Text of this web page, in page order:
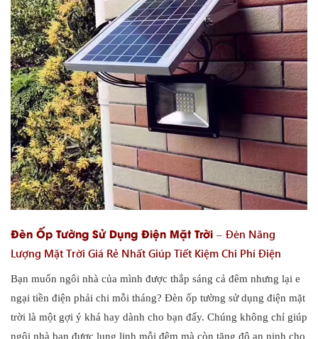
Đèn Ốp Tường Sử Dụng Điện Mặt Trời – Đèn Năng
Lượng Mặt Trời Giá Rẻ Nhất Giúp Tiết Kiệm Chi Phí Điện
Bạn muốn ngôi nhà của mình được thắp sáng cả đêm nhưng lại e
ngại tiền điện phải chi mỗi tháng? Đèn ốp tường sử dụng điện mặt
trời là một gợi ý khá hay dành cho bạn đấy. Chúng không chỉ giúp
ngôi nhà bạn được lung linh mỗi đêm mà còn tăng độ an ninh cho